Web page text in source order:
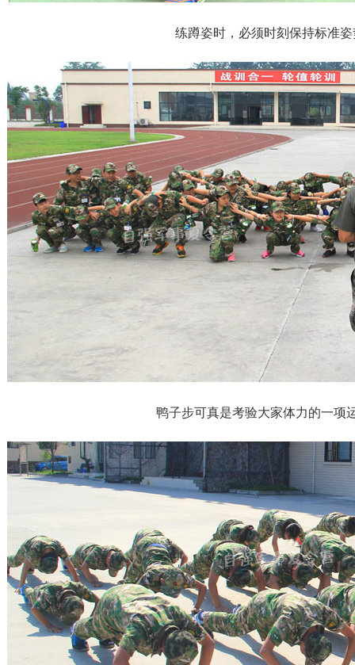
练蹲姿时，必须时刻保持标准
鸭子步可真是考验大家体力的一项